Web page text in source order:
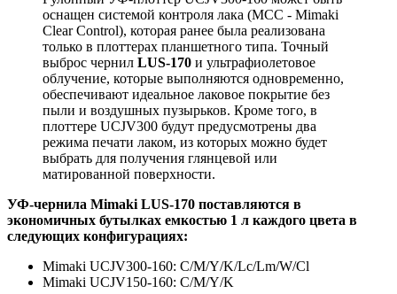
оснащен системой контроля лака (MCC - Mimaki
Clear Control), которая ранее была реализована
только в плоттерах планшетного типа. Точный
выброс чернил LUS-170 и ультрафиолетовое
облучение, которые выполняются одновременно,
обеспечивают идеальное лаковое покрытие без
пыли и воздушных пузырьков. Кроме того, в
плоттере UCJV300 будут предусмотрены два
режима печати лаком, из которых можно будет
выбрать для получения глянцевой или
матированной поверхности.
УФ-чернила Mimaki LUS-170 поставляются в
экономичных бутылках емкостью 1 л каждого цвета в
следующих конфигурациях:
Mimaki UCJV300-160: C/M/Y/K/Lc/Lm/W/Cl
Mimaki UCJV150-160: C/M/Y/K